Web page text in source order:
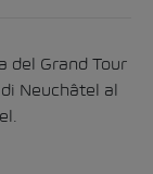
del Grand Tour
Neuchâtel al